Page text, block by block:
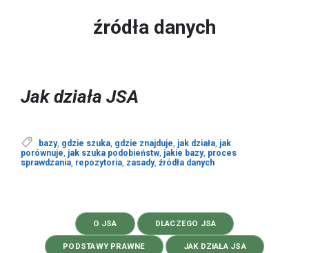
źródła danych
Jak działa JSA
bazy, gdzie szuka gdzie znajduje jak działa jak
porównuje jak szuka podobieństw jakie bazy, proces
sprawdzania repozytoria zasady, źródła danych
O JSA DLACZEGO JSA
PODSTAWY PRAWNE JAK DZIAŁA JSA